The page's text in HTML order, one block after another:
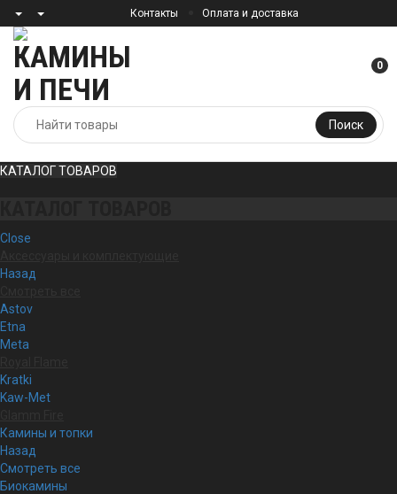
Контакты Оплата и доставка
Поиск
0
КАТАЛОГ ТОВАРОВ
Close
Назад
Astov
Etna
Meta
Kratki
Kaw-Met
Камины и топки
Назад
Смотреть все
Биокамины